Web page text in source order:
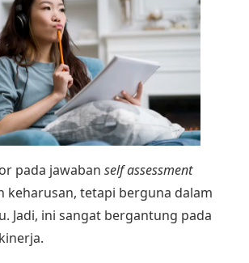
pada jawaban self assessment
keharusan, tetapi berguna dalam
Jadi, ini sangat bergantung pada